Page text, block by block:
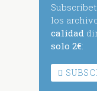
los
calidad
solo 2€: